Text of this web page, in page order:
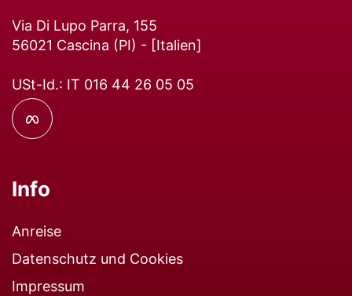
Via Di Lupo Parra, 155
56021 Cascina (PI) - [Italien]
USt-Id.: IT 016 44 26 05 05
Info
Anreise
Datenschutz und Cookies
Impressum